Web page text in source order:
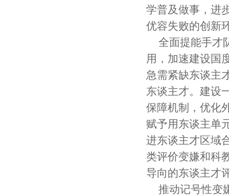
学普及做事，进
优容失败的创新
全面提能手才
用，加速建设国
急需紧缺东谈主
东谈主才。建设
保障机制，优化
赋予用东谈主单
进东谈主才区域
类评价变嫌和科
导向的东谈主才
推动记号性变